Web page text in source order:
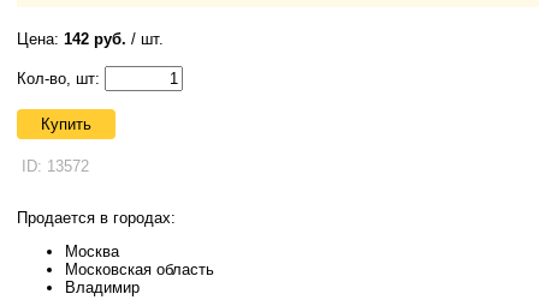
Цена: 142 руб. / шт.
Кол-во, шт:
Купить
ID: 13572
Продается в городах:
Москва
Московская область
Владимир